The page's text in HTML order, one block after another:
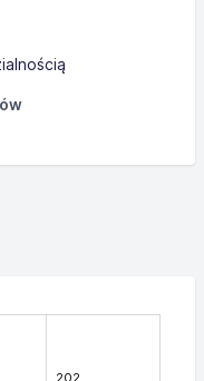
202.…